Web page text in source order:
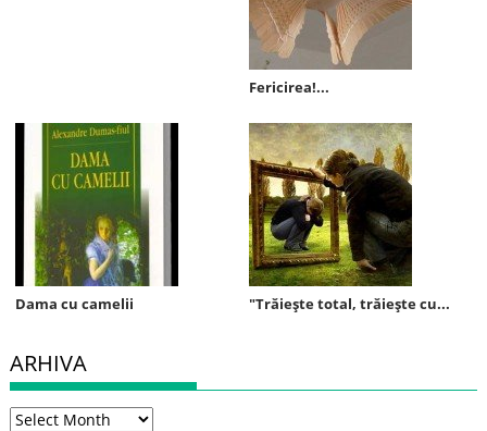
Fericirea!...
Dama cu camelii "Trăieşte total, trăieşte cu...
ARHIVA
Arhiva